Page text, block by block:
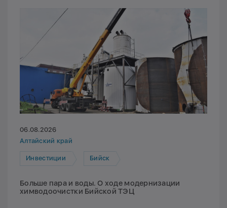
06.08.2026
Алтайский край
Инвестиции Бийск
Больше пара и воды. О ходе модернизации
химводоочистки Бийской ТЭЦ